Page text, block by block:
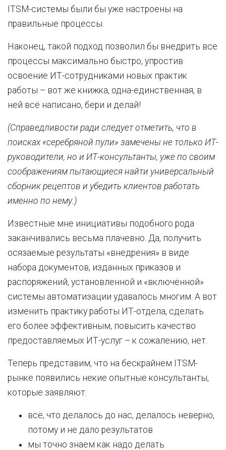
ITSM-системы были бы уже настроены на
правильные процессы.
Наконец, такой подход позволил бы внедрить все
процессы максимально быстро, упростив
освоение ИТ-сотрудниками новых практик
работы – вот же книжка, одна-единственная, в
ней всё написано, бери и делай!
(Справедливости ради следует отметить, что в
поисках «серебряной пули» замечены не только ИТ-
руководители, но и ИТ-консультанты, уже по своим
соображениям пытающиеся найти универсальный
сборник рецептов и убедить клиентов работать
именно по нему.)
Известные мне инициативы подобного рода
заканчивались весьма плачевно. Да, получить
осязаемые результаты «внедрения» в виде
набора документов, изданных приказов и
распоряжений, установленной и «включённой»
системы автоматизации удавалось многим. А вот
изменить практику работы ИТ-отдела, сделать
его более эффективным, повысить качество
предоставляемых ИТ-услуг – к сожалению, нет.
Теперь представим, что на бескрайнем ITSM-
рынке появились некие опытные консультанты,
которые заявляют:
всё, что делалось до нас, делалось неверно,
потому и не дало результатов
мы точно знаем как надо делать